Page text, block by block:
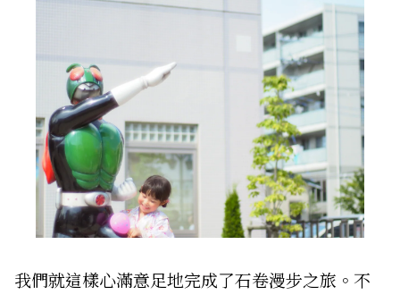
我們就這樣心滿意足地完成了石卷漫步之旅。不